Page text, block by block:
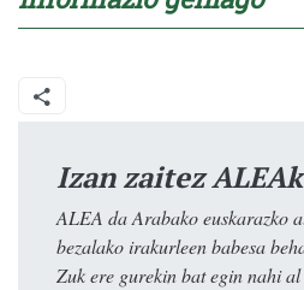
Izan zaitez
ALEA da Arabako euskarazko
bezalako irakurleen babesa
Zuk ere gurekin bat egin nahi